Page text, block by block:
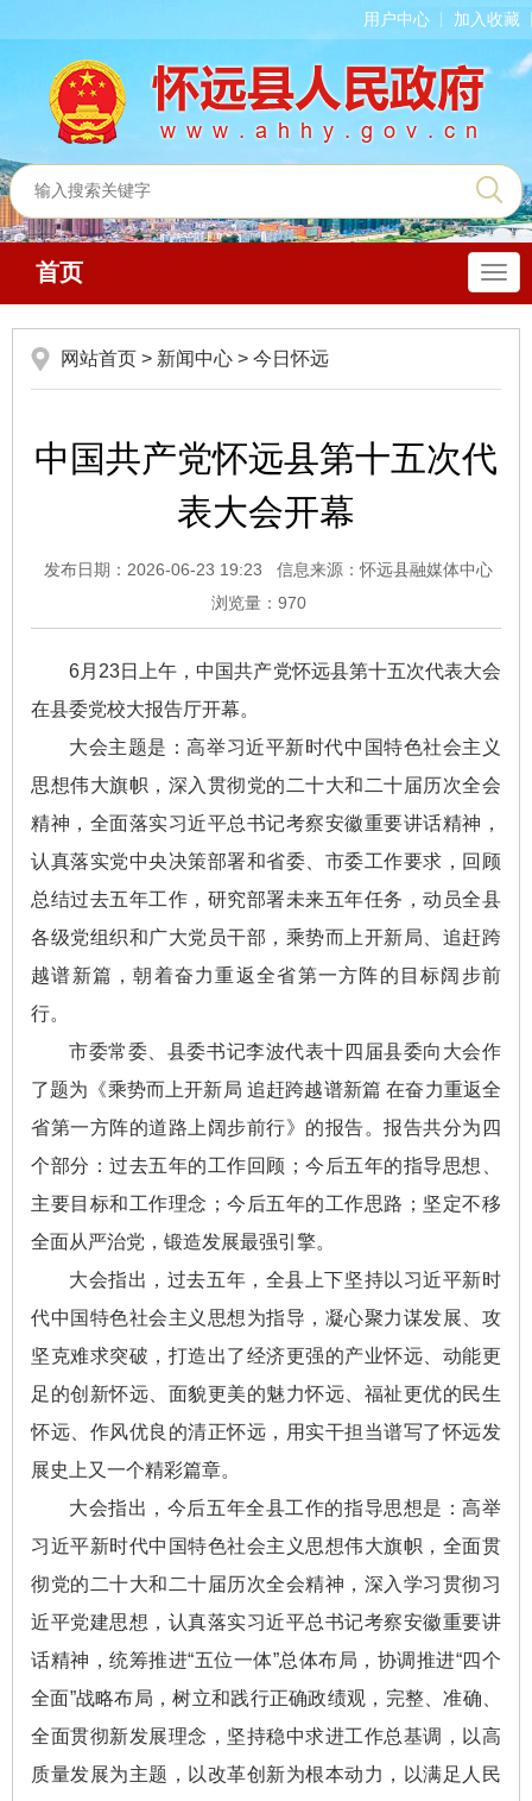
用户中心 加入收藏
导
航
首页
网站首页 > 新闻中心 > 今日怀远
中国共产党怀远县第十五次代
表大会开幕
发布日期：2026-06-23 19:23
信息来源：怀远县融媒体中心
浏览量： 970
6月23日上午，中国共产党怀远县第十五次代表大会
在县委党校大报告厅开幕。
大会主题是：高举习近平新时代中国特色社会主义
思想伟大旗帜，深入贯彻党的二十大和二十届历次全会
精神，全面落实习近平总书记考察安徽重要讲话精神，
认真落实党中央决策部署和省委、市委工作要求，回顾
总结过去五年工作，研究部署未来五年任务，动员全县
各级党组织和广大党员干部，乘势而上开新局、追赶跨
越谱新篇，朝着奋力重返全省第一方阵的目标阔步前
行。
市委常委、县委书记李波代表十四届县委向大会作
了题为《乘势而上开新局 追赶跨越谱新篇 在奋力重返全
省第一方阵的道路上阔步前行》的报告。报告共分为四
个部分：过去五年的工作回顾；今后五年的指导思想、
主要目标和工作理念；今后五年的工作思路；坚定不移
全面从严治党，锻造发展最强引擎。
大会指出，过去五年，全县上下坚持以习近平新时
代中国特色社会主义思想为指导，凝心聚力谋发展、攻
坚克难求突破，打造出了经济更强的产业怀远、动能更
足的创新怀远、面貌更美的魅力怀远、福祉更优的民生
怀远、作风优良的清正怀远，用实干担当谱写了怀远发
展史上又一个精彩篇章。
大会指出，今后五年全县工作的指导思想是：高举
习近平新时代中国特色社会主义思想伟大旗帜，全面贯
彻党的二十大和二十届历次全会精神，深入学习贯彻习
近平党建思想，认真落实习近平总书记考察安徽重要讲
话精神，统筹推进“五位一体”总体布局，协调推进“四个
全面”战略布局，树立和践行正确政绩观，完整、准确、
全面贯彻新发展理念，坚持稳中求进工作总基调，以高
质量发展为主题，以改革创新为根本动力，以满足人民